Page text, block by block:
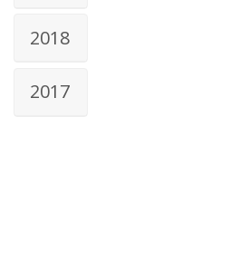
2018
2017